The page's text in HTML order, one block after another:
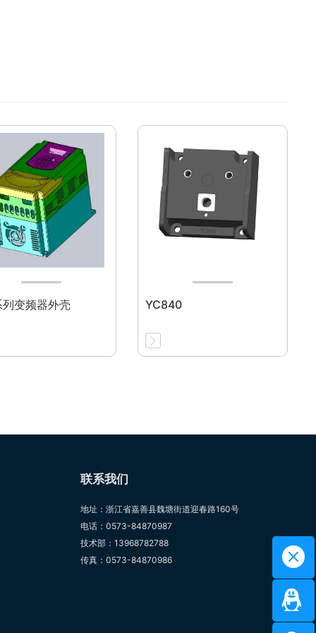
变频器外壳 YC840
联系我们
地址：浙江省嘉善县魏塘街道迎春路160号
电话：0573-84870987
技术部：13968782788
传真：0573-84870986